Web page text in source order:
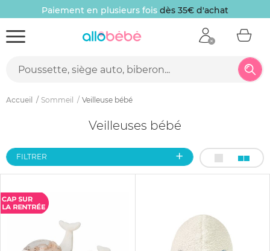
Paiement en plusieurs fois dès 35€ d'achat
Accueil Sommeil Veilleuse bébé
Veilleuses bébé
FILTRER